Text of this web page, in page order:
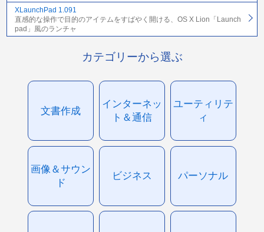
XLaunchPad 1.091
直感的な操作で目的のアイテムをすばやく開ける、OS X Lion「Launch
pad」風のランチャ
カテゴリーから選ぶ
文書作成
インターネッ
ト＆通信
ユーティリテ
ィ
画像＆サウン
ド
ビジネス パーソナル